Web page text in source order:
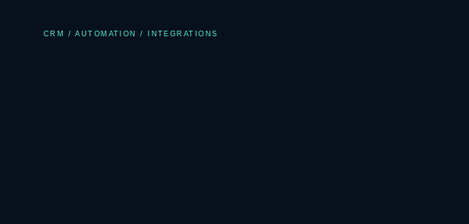
CRM / AUTOMATION / INTEGRATIONS